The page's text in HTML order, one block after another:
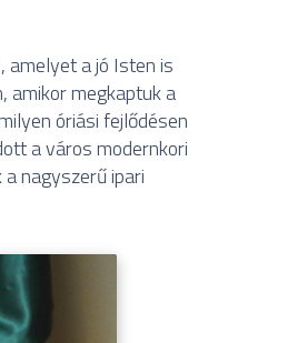
amelyet a jó Isten is
amikor megkaptuk a
óriási fejlődésen
a város modernkori
nagyszerű ipari